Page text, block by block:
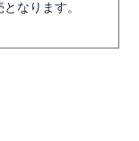
なります。